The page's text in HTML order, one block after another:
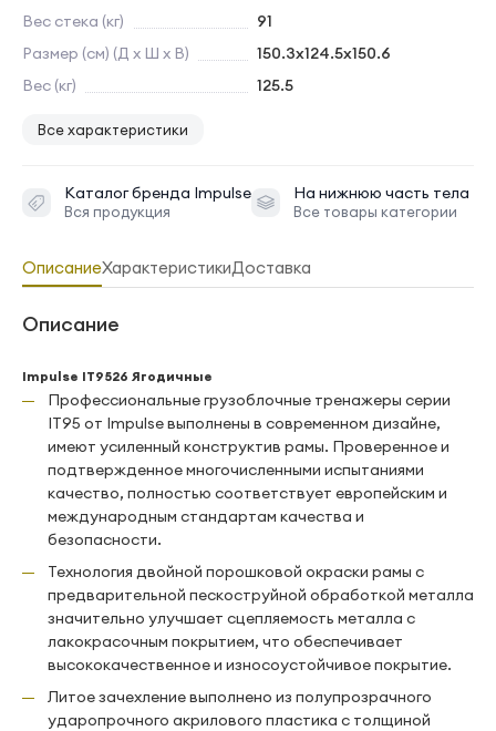
Вес стека (кг)
91
Размер (см) (Д х Ш х В)
150.3x124.5x150.6
Вес (кг)
125.5
Все характеристики
Каталог бренда Impulse
Вся продукция
На нижнюю часть тела
Все товары категории
ОписаниеХарактеристикиДоставка
Описание
Impulse IT9526 Ягодичные
Профессиональные грузоблочные тренажеры серии
IT95 от Impulse выполнены в современном дизайне,
имеют усиленный конструктив рамы. Проверенное и
подтвержденное многочисленными испытаниями
качество, полностью соответствует европейским и
международным стандартам качества и
безопасности.
Технология двойной порошковой окраски рамы с
предварительной пескоструйной обработкой металла
значительно улучшает сцепляемость металла с
лакокрасочным покрытием, что обеспечивает
высококачественное и износоустойчивое покрытие.
Литое зачехление выполнено из полупрозрачного
ударопрочного акрилового пластика с толщиной